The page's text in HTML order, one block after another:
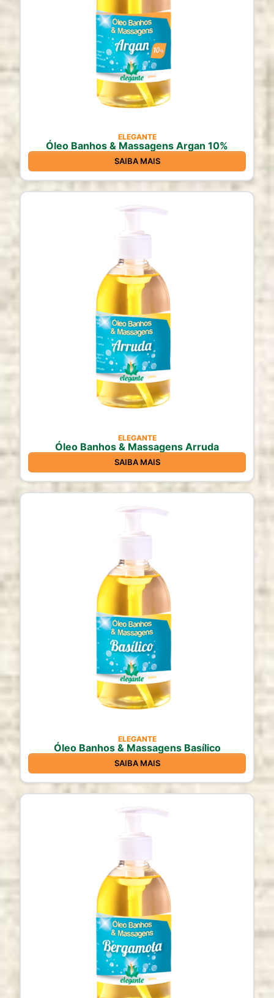
ELEGANTE
Óleo Banhos & Massagens Argan 10%
SAIBA MAIS
ELEGANTE
Óleo Banhos & Massagens Arruda
SAIBA MAIS
ELEGANTE
Óleo Banhos & Massagens Basílico
SAIBA MAIS